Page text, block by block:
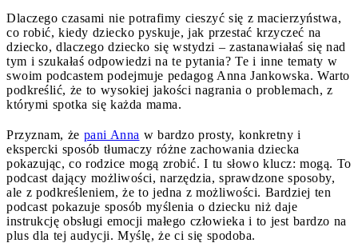
Dlaczego czasami nie potrafimy cieszyć się z macierzyństwa,
co robić, kiedy dziecko pyskuje, jak przestać krzyczeć na
dziecko, dlaczego dziecko się wstydzi – zastanawiałaś się nad
tym i szukałaś odpowiedzi na te pytania? Te i inne tematy w
swoim podcastem podejmuje pedagog Anna Jankowska. Warto
podkreślić, że to wysokiej jakości nagrania o problemach, z
którymi spotka się każda mama.
Przyznam, że pani Anna w bardzo prosty, konkretny i
ekspercki sposób tłumaczy różne zachowania dziecka
pokazując, co rodzice mogą zrobić. I tu słowo klucz: mogą. To
podcast dający możliwości, narzędzia, sprawdzone sposoby,
ale z podkreśleniem, że to jedna z możliwości. Bardziej ten
podcast pokazuje sposób myślenia o dziecku niż daje
instrukcję obsługi emocji małego człowieka i to jest bardzo na
plus dla tej audycji. Myślę, że ci się spodoba.